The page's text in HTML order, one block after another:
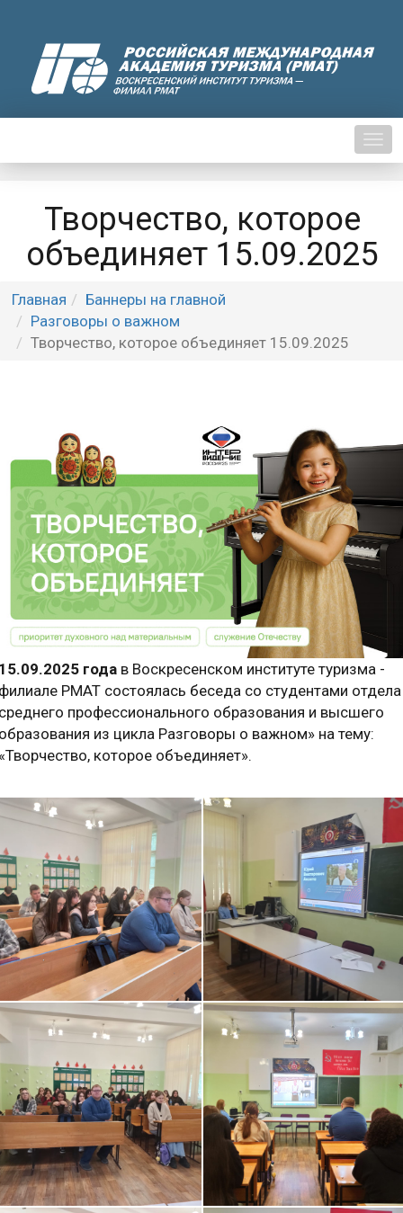
Творчество, которое
объединяет 15.09.2025
Главная
Баннеры на главной
Разговоры о важном
Творчество, которое объединяет 15.09.2025
года в Воскресенском институте туризма -
РМАТ состоялась беседа со студентами отдела
профессионального образования и высшего
из цикла Разговоры о важном» на тему:
которое объединяет».